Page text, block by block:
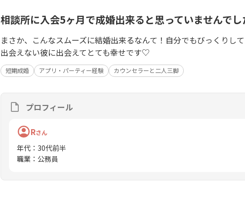
相談所に入会5ヶ月で成婚出来ると思っていませんでし
まさか、こんなスムーズに結婚出来るなんて！自分でもびっくりし
出会えない彼に出会えてとても幸せです♡
短期成婚 アプリ・パーティー経験 カウンセラーと二人三脚
プロフィール
Rさん
年代 ： 30代前半
職業 ： 公務員